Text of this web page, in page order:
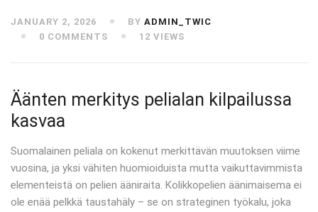
JANUARY 2, 2026 BY ADMIN_TWIC
0 COMMENTS
12 VIEWS
Äänten merkitys pelialan kilpailussa
kasvaa
Suomalainen peliala on kokenut merkittävän muutoksen viime
vuosina, ja yksi vähiten huomioiduista mutta vaikuttavimmista
elementeistä on pelien ääniraita. Kolikkopelien äänimaisema ei
ole enää pelkkä taustahäly – se on strateginen työkalu, joka